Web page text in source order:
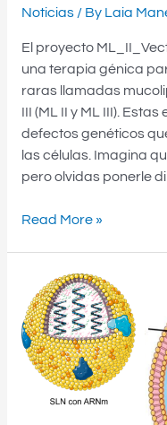
Noticias/ By Laia
El proyecto
una terapia génica
raras llamadas
III (ML II y ML III).
defectos genéticos
las células. Imagina
pero olvidas ponerle
Read More »